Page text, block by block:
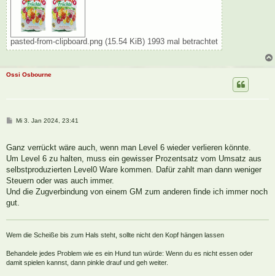
pasted-from-clipboard.png (15.54 KiB) 1993 mal betrachtet
Ossi Osbourne
B
r
a
Mi 3. Jan 2024, 23:41
Ganz verrückt wäre auch, wenn man Level 6 wieder verlieren könnte.
Um Level 6 zu halten, muss ein gewisser Prozentsatz vom Umsatz aus
selbstproduzierten Level0 Ware kommen. Dafür zahlt man dann weniger
Steuern oder was auch immer.
Und die Zugverbindung von einem GM zum anderen finde ich immer noch
gut.
Wem die Scheiße bis zum Hals steht, sollte nicht den Kopf hängen lassen
Behandele jedes Problem wie es ein Hund tun würde: Wenn du es nicht essen oder
damit spielen kannst, dann pinkle drauf und geh weiter.